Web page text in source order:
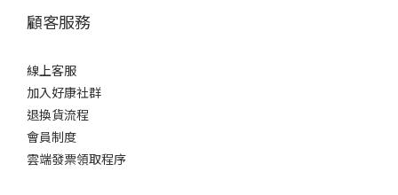
顧客服務
線上客服
加入好康社群
退換貨流程
會員制度
雲端發票領取程序